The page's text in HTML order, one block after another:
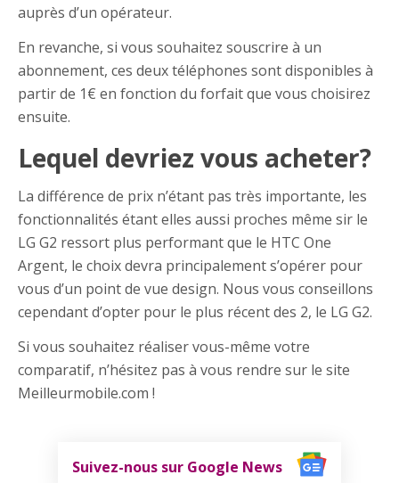
auprès d’un opérateur.
En revanche, si vous souhaitez souscrire à un
abonnement, ces deux téléphones sont disponibles à
partir de 1€ en fonction du forfait que vous choisirez
ensuite.
Lequel devriez vous acheter?
La différence de prix n’étant pas très importante, les
fonctionnalités étant elles aussi proches même sir le
LG G2 ressort plus performant que le HTC One
Argent, le choix devra principalement s’opérer pour
vous d’un point de vue design. Nous vous conseillons
cependant d’opter pour le plus récent des 2, le LG G2.
Si vous souhaitez réaliser vous-même votre
comparatif, n’hésitez pas à vous rendre sur le site
Meilleurmobile.com !
Suivez-nous sur Google News